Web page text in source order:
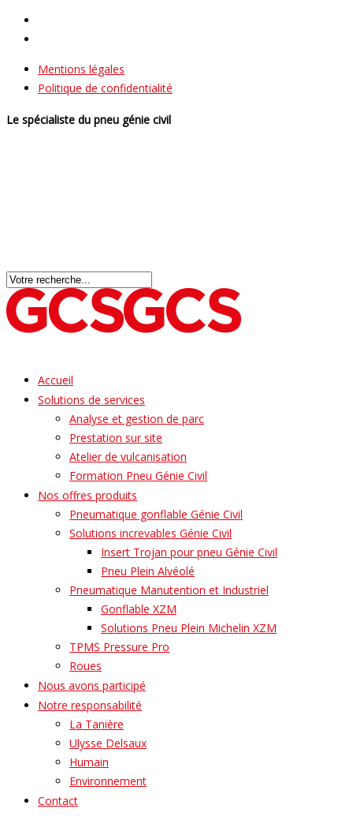
Mentions légales
Politique de confidentialité
Le spécialiste du pneu génie civil
Accueil
Solutions de services
Analyse et gestion de parc
Prestation sur site
Atelier de vulcanisation
Formation Pneu Génie Civil
Nos offres produits
Pneumatique gonflable Génie Civil
Solutions increvables Génie Civil
Insert Trojan pour pneu Génie Civil
Pneu Plein Alvéolé
Pneumatique Manutention et Industriel
Gonflable XZM
Solutions Pneu Plein Michelin XZM
TPMS Pressure Pro
Roues
Nous avons participé
Notre responsabilité
La Tanière
Ulysse Delsaux
Humain
Environnement
Contact